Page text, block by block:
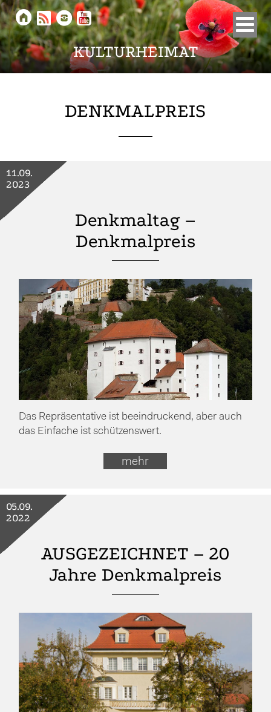
KULTURHEIMAT
    
DENKMALPREIS
Denkmaltag –
Denkmalpreis
11.09.
2023
Das Repräsentative ist beeindruckend, aber auch
das Einfache ist schützenswert.
mehr
AUSGEZEICHNET – 20
Jahre Denkmalpreis
05.09.
2022